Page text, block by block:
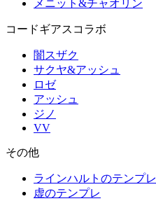
メニット&チャオリン
コードギアスコラボ
闇スザク
サクヤ&アッシュ
ロゼ
アッシュ
ジノ
VV
その他
ラインハルトのテンプレ
虚のテンプレ